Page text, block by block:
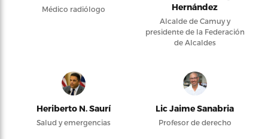
Médico radiólogo
Hernández
Alcalde de Camuy y
presidente de la Federación
de Alcaldes
Heriberto N. Saurí
Salud y emergencias
Lic Jaime Sanabria
Profesor de derecho